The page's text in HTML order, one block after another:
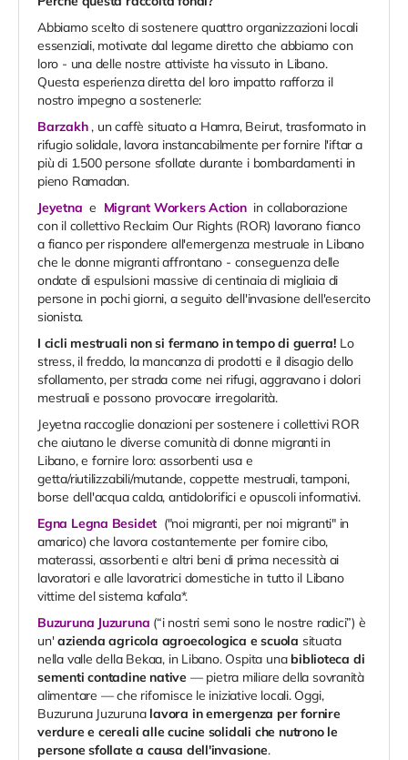
Abbiamo scelto di sostenere quattro organizzazioni locali
essenziali, motivate dal legame diretto che abbiamo con
loro - una delle nostre attiviste ha vissuto in Libano.
Questa esperienza diretta del loro impatto rafforza il
nostro impegno a sostenerle:
Barzakh , un caffè situato a Hamra, Beirut, trasformato in
rifugio solidale, lavora instancabilmente per fornire l'iftar a
più di 1.500 persone sfollate durante i bombardamenti in
pieno Ramadan.
Jeyetna e Migrant Workers Action in collaborazione
con il collettivo Reclaim Our Rights (ROR) lavorano fianco
a fianco per rispondere all'emergenza mestruale in Libano
che le donne migranti affrontano - conseguenza delle
ondate di espulsioni massive di centinaia di migliaia di
persone in pochi giorni, a seguito dell'invasione dell'esercito
sionista.
I cicli mestruali non si fermano in tempo di guerra! Lo
stress, il freddo, la mancanza di prodotti e il disagio dello
sfollamento, per strada come nei rifugi, aggravano i dolori
mestruali e possono provocare irregolarità.
Jeyetna raccoglie donazioni per sostenere i collettivi ROR
che aiutano le diverse comunità di donne migranti in
Libano, e fornire loro: assorbenti usa e
getta/riutilizzabili/mutande, coppette mestruali, tamponi,
borse dell'acqua calda, antidolorifici e opuscoli informativi.
Egna Legna Besidet ("noi migranti, per noi migranti" in
amarico) che lavora costantemente per fornire cibo,
materassi, assorbenti e altri beni di prima necessità ai
lavoratori e alle lavoratrici domestiche in tutto il Libano
vittime del sistema kafala*.
Buzuruna Juzuruna (“i nostri semi sono le nostre radici”) è
un' azienda agricola agroecologica e scuola situata
nella valle della Bekaa, in Libano. Ospita una biblioteca di
sementi contadine native — pietra miliare della sovranità
alimentare — che rifornisce le iniziative locali. Oggi,
Buzuruna Juzuruna lavora in emergenza per fornire
verdure e cereali alle cucine solidali che nutrono le
persone sfollate a causa dell'invasione.